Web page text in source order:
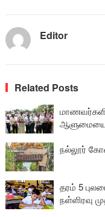
Editor
Related Posts
நல்லூர்
தரம் 5
நள்ளிரவு